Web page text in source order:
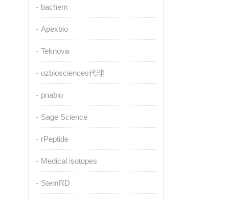
bachem
Apexbio
Teknova
ozbiosciences代理
pnabio
Sage Science
rPeptide
Medical isotopes
StemRD